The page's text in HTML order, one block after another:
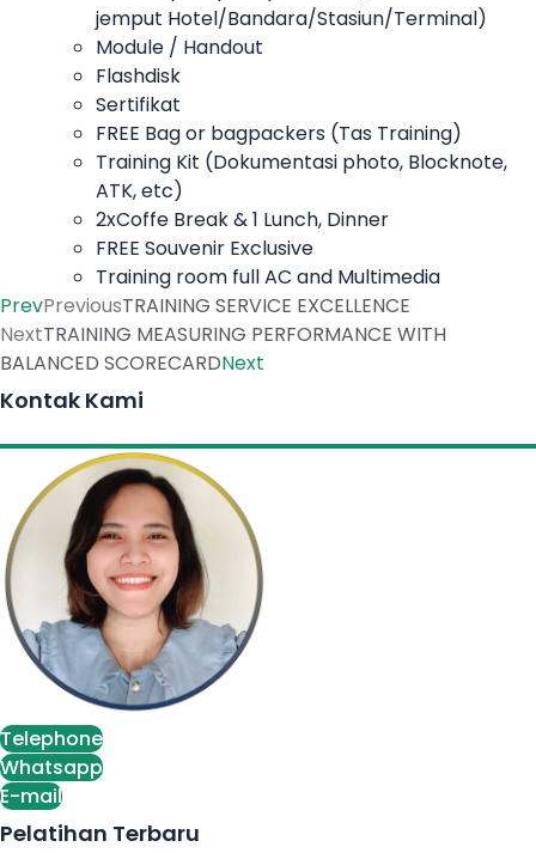
jemput Hotel/Bandara/Stasiun/Terminal)
Module / Handout
Flashdisk
Sertifikat
FREE Bag or bagpackers (Tas Training)
Training Kit (Dokumentasi photo, Blocknote,
ATK, etc)
2xCoffe Break & 1 Lunch, Dinner
FREE Souvenir Exclusive
Training room full AC and Multimedia
PrevPreviousTRAINING SERVICE EXCELLENCE
NextTRAINING MEASURING PERFORMANCE WITH
BALANCED SCORECARDNext
Kontak Kami
Telephone
Whatsapp
E-mail
Pelatihan Terbaru